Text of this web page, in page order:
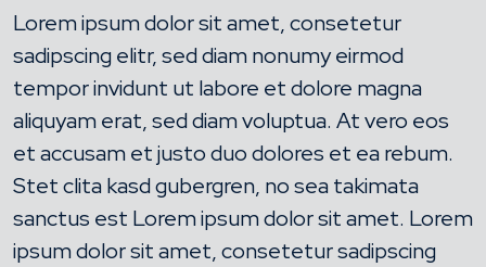
Lorem ipsum dolor sit amet, consetetur
sadipscing elitr, sed diam nonumy eirmod
tempor invidunt ut labore et dolore magna
aliquyam erat, sed diam voluptua. At vero eos
et accusam et justo duo dolores et ea rebum.
Stet clita kasd gubergren, no sea takimata
sanctus est Lorem ipsum dolor sit amet. Lorem
ipsum dolor sit amet, consetetur sadipscing